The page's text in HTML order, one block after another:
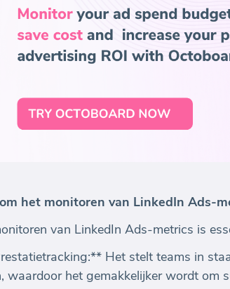
het monitoren van LinkedIn Ads-
van LinkedIn Ads-metrics is
Het stelt teams in
waardoor het gemakkelijker wordt om